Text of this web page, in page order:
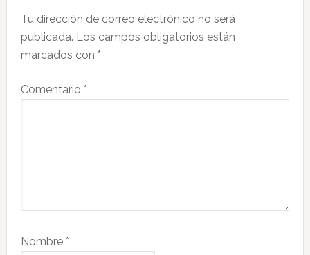
Tu dirección de correo electrónico no será
publicada. Los campos obligatorios están
marcados con *
Comentario *
Nombre *